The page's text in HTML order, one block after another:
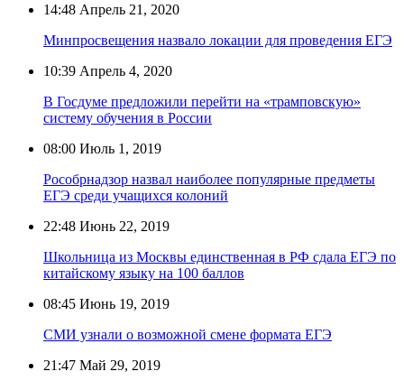
14:48 Апрель 21, 2020
Минпросвещения назвало локации для проведения ЕГЭ
10:39 Апрель 4, 2020
В Госдуме предложили перейти на «трамповскую»
систему обучения в России
08:00 Июль 1, 2019
Рособрнадзор назвал наиболее популярные предметы
ЕГЭ среди учащихся колоний
22:48 Июнь 22, 2019
Школьница из Москвы единственная в РФ сдала ЕГЭ по
китайскому языку на 100 баллов
08:45 Июнь 19, 2019
СМИ узнали о возможной смене формата ЕГЭ
21:47 Май 29, 2019